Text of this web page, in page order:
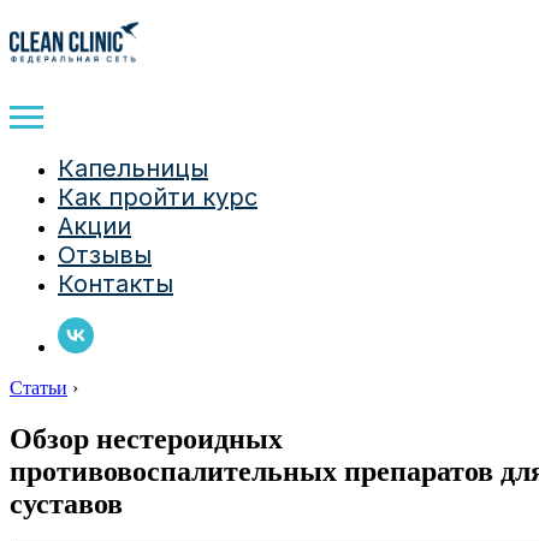
Капельницы
Как пройти курс
Акции
Отзывы
Контакты
Статьи ›
Обзор нестероидных
противовоспалительных препаратов
суставов